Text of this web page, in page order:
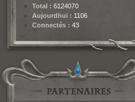
Total : 6124070
Aujourdhui : 1106
Connectés : 43